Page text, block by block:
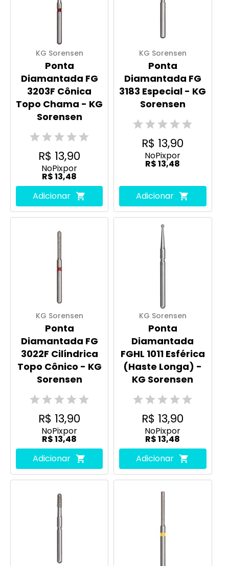
KG Sorensen
Ponta
Diamantada FG
3203F Cônica
Topo Chama - KG
Sorensen
R$ 13,90
NoPixpor
R$ 13,48
Adicionar
KG Sorensen
Ponta
Diamantada FG
3183 Especial - KG
Sorensen
R$ 13,90
NoPixpor
R$ 13,48
Adicionar
KG Sorensen
Ponta
Diamantada FG
3022F Cilíndrica
Topo Cônico - KG
Sorensen
R$ 13,90
NoPixpor
R$ 13,48
Adicionar
KG Sorensen
Ponta
Diamantada
FGHL 1011 Esférica
(Haste Longa) -
KG Sorensen
R$ 13,90
NoPixpor
R$ 13,48
Adicionar